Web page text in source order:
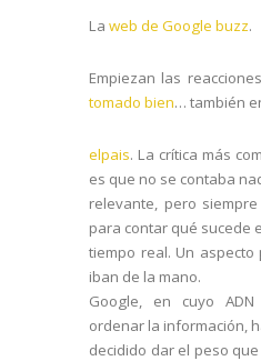
La web de Google buzz.
Empiezan las
tomado bien… también
elpais. La crítica más
es que no se contaba
relevante, pero
para contar qué sucede
tiempo real. Un
iban de la mano.
Google, en cuyo
ordenar la información,
decidido dar el peso